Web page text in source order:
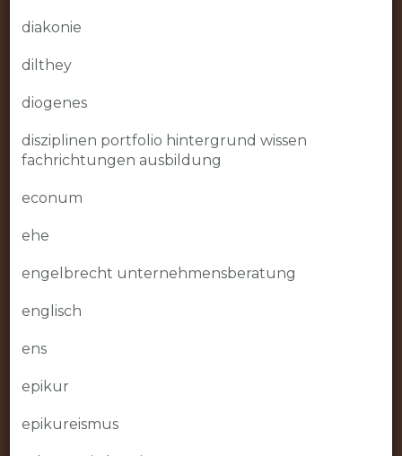
diakonie
dilthey
diogenes
disziplinen portfolio hintergrund wissen
fachrichtungen ausbildung
econum
ehe
engelbrecht unternehmensberatung
englisch
ens
epikur
epikureismus